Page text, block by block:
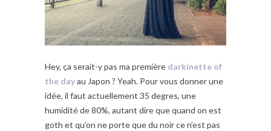
Hey, ça serait-y pas ma première darkinette of
the dayau Japon ? Yeah. Pour vous donner une
idée, il faut actuellement 35 degres, une
humidité de 80%, autant dire que quand on est
goth et qu’on ne porte que du noir ce n’est pas